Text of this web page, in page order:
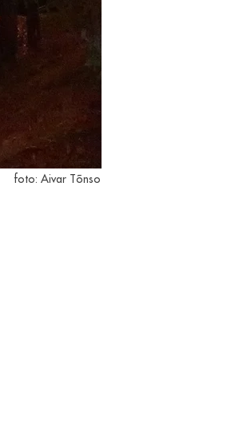
foto: Aivar Tõnso